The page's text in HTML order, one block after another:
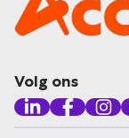
Volg ons